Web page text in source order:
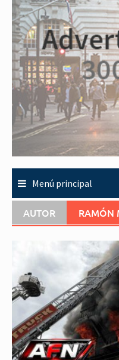
Menú principal
AUTOR RAMÓN